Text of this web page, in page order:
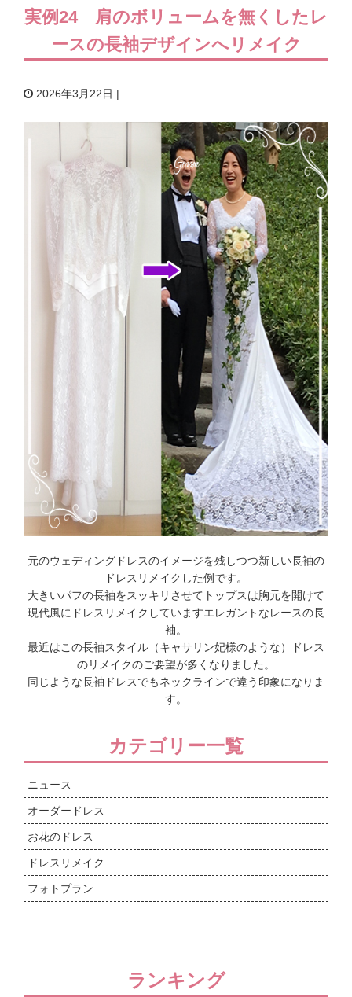
実例24 肩のボリュームを無くしたレ
ースの長袖デザインへリメイク
2026年3月22日 |
元のウェディングドレスのイメージを残しつつ新しい長袖の
ドレスリメイクした例です。
大きいパフの長袖をスッキリさせてトップスは胸元を開けて
現代風にドレスリメイクしていますエレガントなレースの長
袖。
最近はこの長袖スタイル（キャサリン妃様のような）ドレス
のリメイクのご要望が多くなりました。
同じような長袖ドレスでもネックラインで違う印象になりま
す。
カテゴリー一覧
ニュース
オーダードレス
お花のドレス
ドレスリメイク
フォトプラン
ランキング